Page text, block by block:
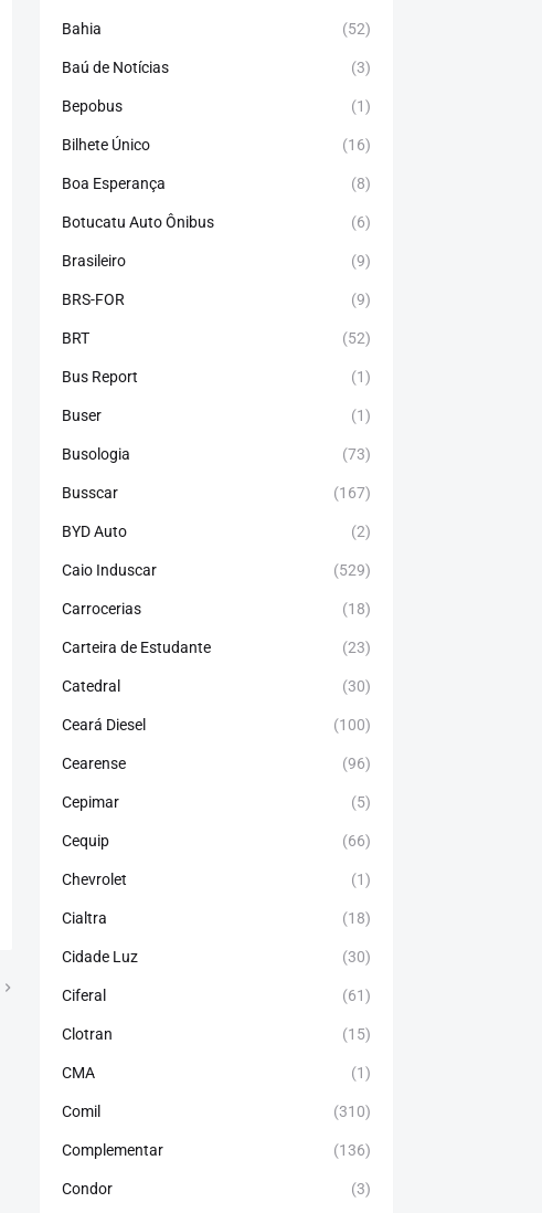
Bahia (52)
Baú de Notícias (3)
Bepobus (1)
Bilhete Único (16)
Boa Esperança (8)
Botucatu Auto Ônibus (6)
Brasileiro (9)
BRS-FOR (9)
BRT (52)
Bus Report (1)
Buser (1)
Busologia (73)
Busscar (167)
BYD Auto (2)
Caio Induscar (529)
Carrocerias (18)
Carteira de Estudante (23)
Catedral (30)
Ceará Diesel (100)
Cearense (96)
Cepimar (5)
Cequip (66)
Chevrolet (1)
Cialtra (18)
Cidade Luz (30)
Ciferal (61)
Clotran (15)
CMA (1)
Comil (310)
Complementar (136)
Condor (3)